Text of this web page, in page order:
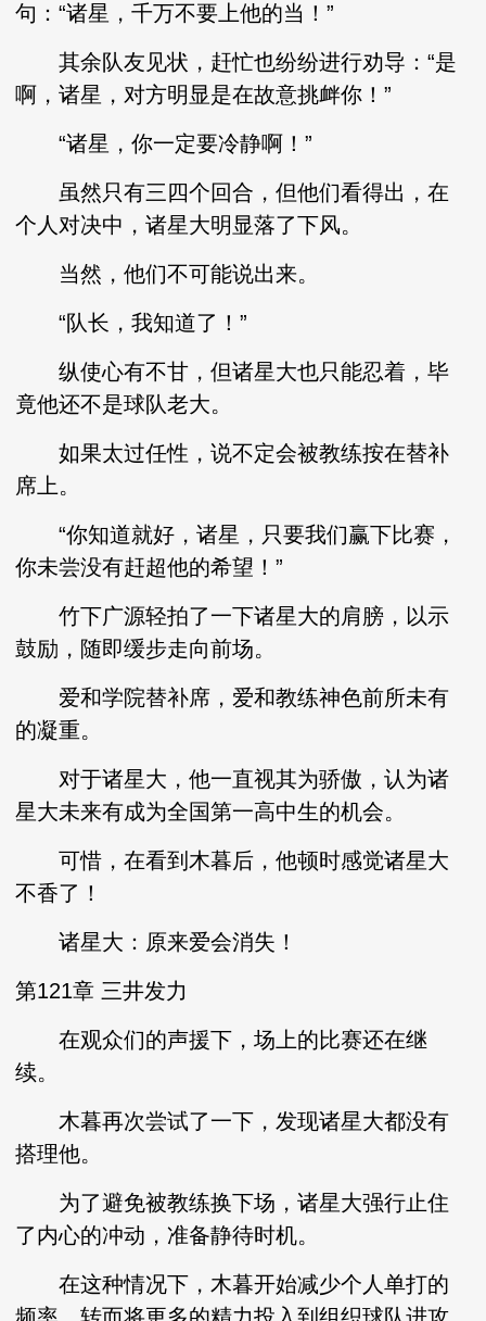
句：“诸星，千万不要上他的当！”
其余队友见状，赶忙也纷纷进行劝导：“是
啊，诸星，对方明显是在故意挑衅你！”
“诸星，你一定要冷静啊！”
虽然只有三四个回合，但他们看得出，在
个人对决中，诸星大明显落了下风。
当然，他们不可能说出来。
“队长，我知道了！”
纵使心有不甘，但诸星大也只能忍着，毕
竟他还不是球队老大。
如果太过任性，说不定会被教练按在替补
席上。
“你知道就好，诸星，只要我们赢下比赛，
你未尝没有赶超他的希望！”
竹下广源轻拍了一下诸星大的肩膀，以示
鼓励，随即缓步走向前场。
爱和学院替补席，爱和教练神色前所未有
的凝重。
对于诸星大，他一直视其为骄傲，认为诸
星大未来有成为全国第一高中生的机会。
可惜，在看到木暮后，他顿时感觉诸星大
不香了！
诸星大：原来爱会消失！
第121章 三井发力
在观众们的声援下，场上的比赛还在继
续。
木暮再次尝试了一下，发现诸星大都没有
搭理他。
为了避免被教练换下场，诸星大强行止住
了内心的冲动，准备静待时机。
在这种情况下，木暮开始减少个人单打的